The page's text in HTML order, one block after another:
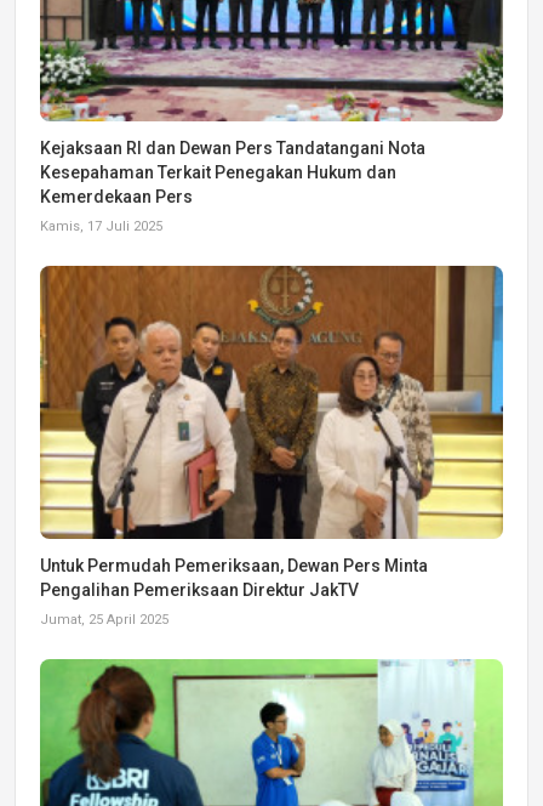
Kejaksaan RI dan Dewan Pers Tandatangani Nota
Kesepahaman Terkait Penegakan Hukum dan
Kemerdekaan Pers
Kamis, 17 Juli 2025
Untuk Permudah Pemeriksaan, Dewan Pers Minta
Pengalihan Pemeriksaan Direktur JakTV
Jumat, 25 April 2025